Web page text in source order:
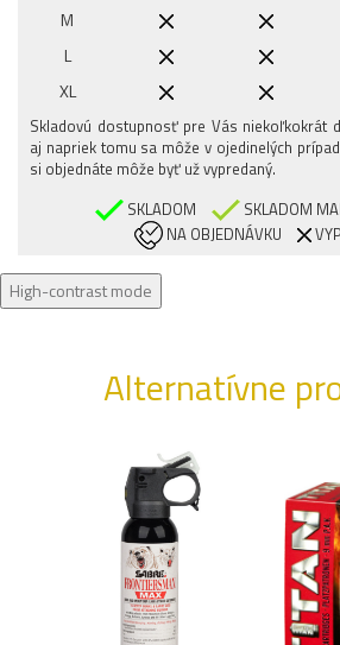
M
L
XL
Skladovú dostupnosť pre Vás niekoľkokrát
aj napriek tomu sa môže v ojedinelých
si objednáte môže byť už vypredaný.
SKLADOM
SKLADOM
NA OBJEDNÁVKU
High-contrast mode
Alternatívne